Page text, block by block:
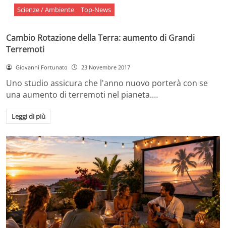
Scienze / Ambiente Top-News
Cambio Rotazione della Terra: aumento di Grandi
Terremoti
Giovanni Fortunato 23 Novembre 2017
Uno studio assicura che l'anno nuovo porterà con se
una aumento di terremoti nel pianeta.…
Leggi di più